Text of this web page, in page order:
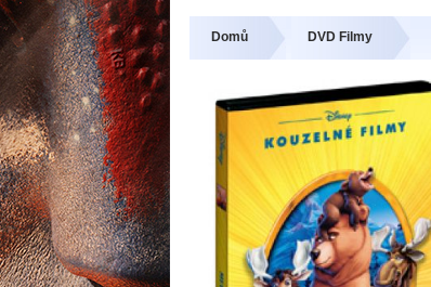
Domů DVD Filmy